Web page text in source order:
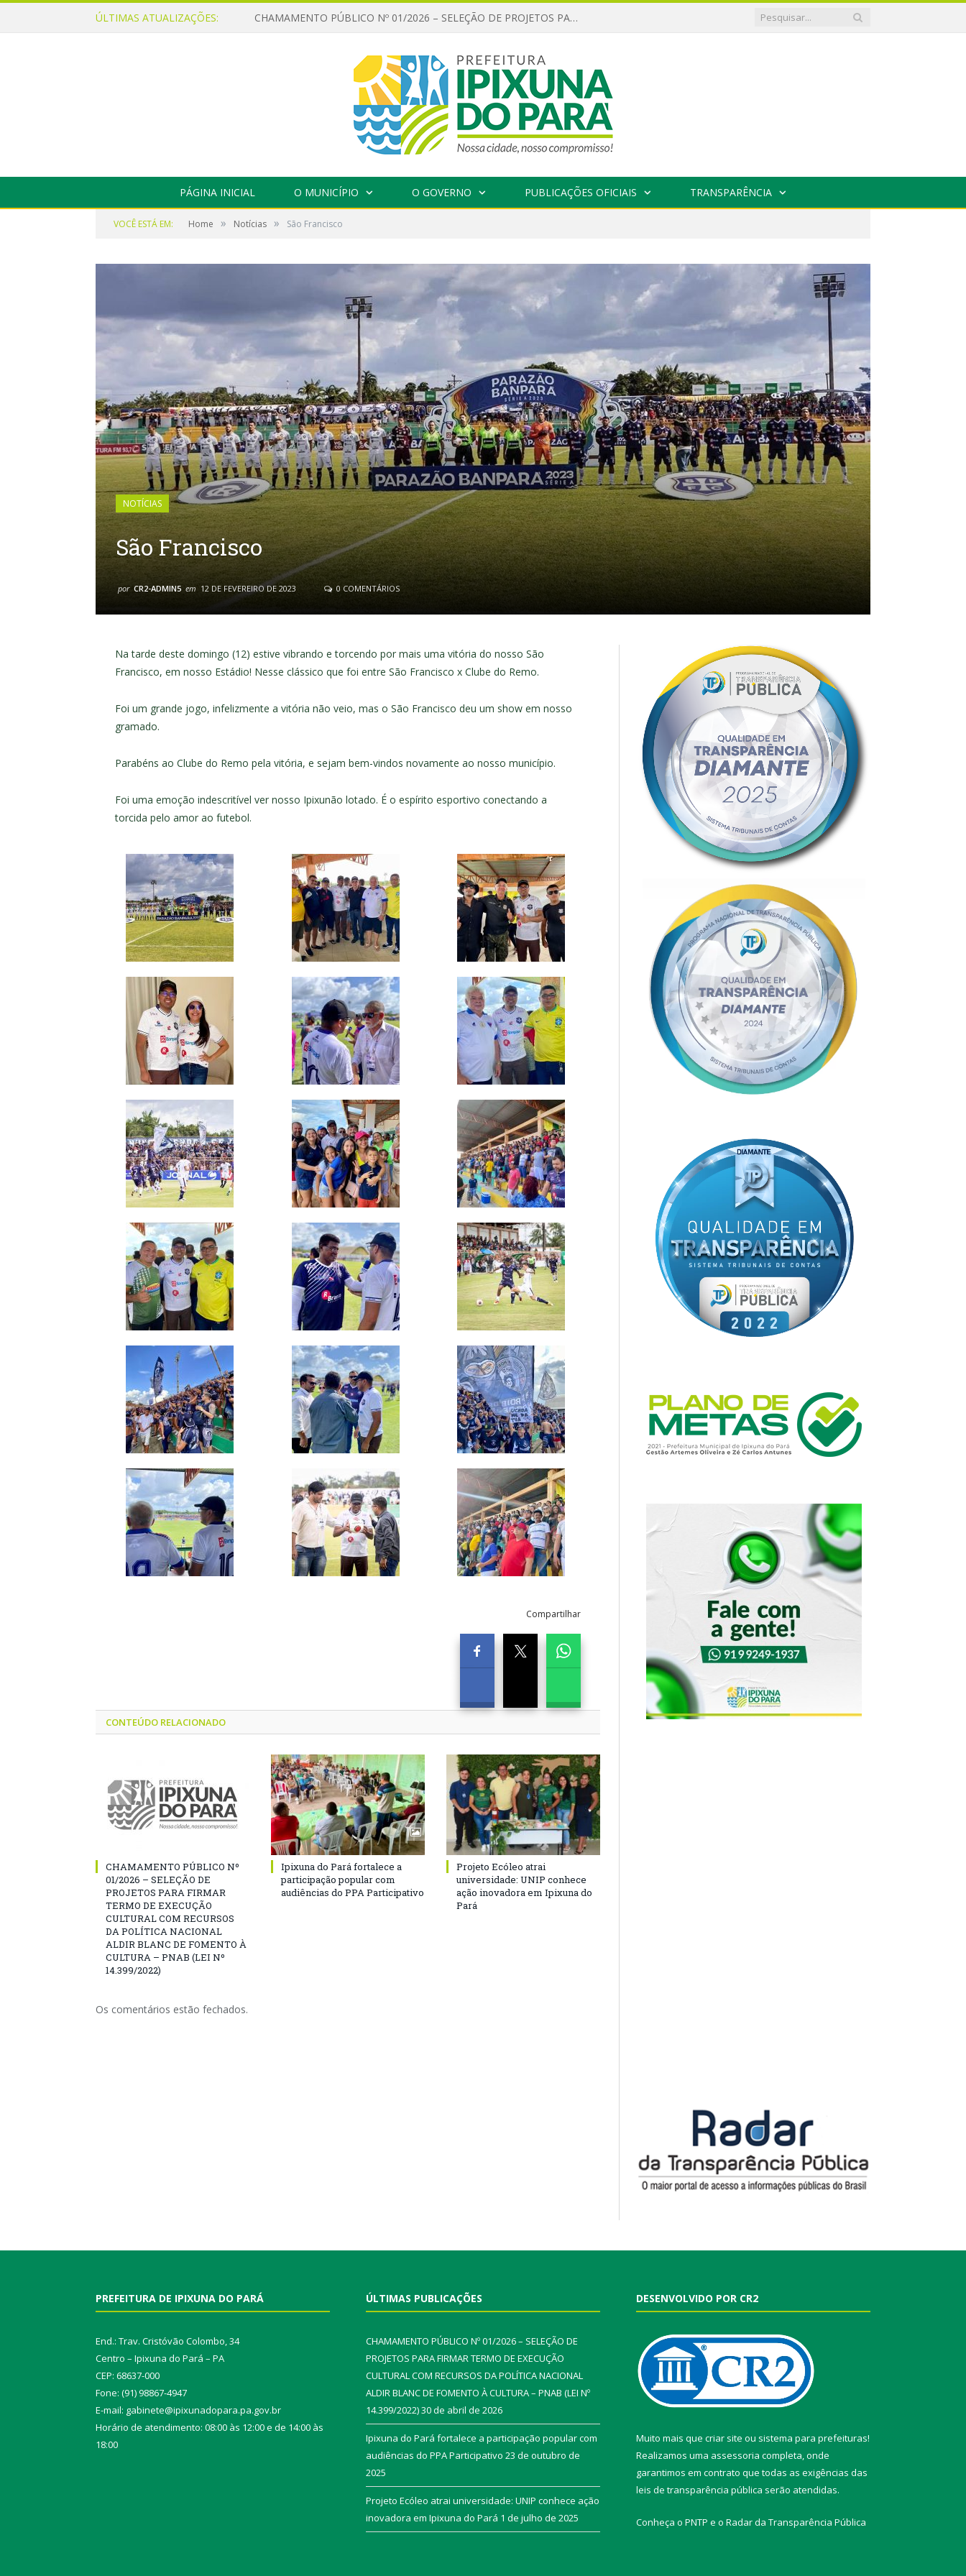
ÚLTIMAS ATUALIZAÇÕES: CHAMAMENTO PÚBLICO Nº 01/2026 – SELEÇÃO DE PROJETOS PARA FIRMAR TERMO DE EXECUÇÃO CULTURAL COM RECURSOS DA POLÍTICA NACIONAL ALDIR BLANC DE FOMENTO À CULTURA – PNAB (LEI Nº 14.399/2022)
PÁGINA INICIAL O MUNICÍPIO O GOVERNO PUBLICAÇÕES OFICIAIS TRANSPARÊNCIA
VOCÊ ESTÁ EM: Home » Notícias » São Francisco
NOTÍCIAS
São Francisco
por CR2-ADMIN5 em 12 DE FEVEREIRO DE 2023 0 COMENTÁRIOS
Na tarde deste domingo (12) estive vibrando e torcendo por mais uma vitória do nosso São
Francisco, em nosso Estádio! Nesse clássico que foi entre São Francisco x Clube do Remo.
Foi um grande jogo, infelizmente a vitória não veio, mas o São Francisco deu um show em nosso
gramado.
Parabéns ao Clube do Remo pela vitória, e sejam bem-vindos novamente ao nosso município.
Foi uma emoção indescritível ver nosso Ipixunão lotado. É o espírito esportivo conectando a
torcida pelo amor ao futebol.
Compartilhar
CONTEÚDO RELACIONADO
CHAMAMENTO PÚBLICO Nº
01/2026 – SELEÇÃO DE
PROJETOS PARA FIRMAR
TERMO DE EXECUÇÃO
CULTURAL COM RECURSOS
DA POLÍTICA NACIONAL
ALDIR BLANC DE FOMENTO À
CULTURA – PNAB (LEI Nº
14.399/2022)
Ipixuna do Pará fortalece a
participação popular com
audiências do PPA Participativo
Projeto Ecóleo atrai
universidade: UNIP conhece
ação inovadora em Ipixuna do
Pará
Os comentários estão fechados.
PREFEITURA DE IPIXUNA DO PARÁ
End.: Trav. Cristóvão Colombo, 34
Centro – Ipixuna do Pará – PA
CEP: 68637-000
Fone: (91) 98867-4947
E-mail: gabinete@ipixunadopara.pa.gov.br
Horário de atendimento: 08:00 às 12:00 e de 14:00 às
18:00
ÚLTIMAS PUBLICAÇÕES
CHAMAMENTO PÚBLICO Nº 01/2026 – SELEÇÃO DE
PROJETOS PARA FIRMAR TERMO DE EXECUÇÃO
CULTURAL COM RECURSOS DA POLÍTICA NACIONAL
ALDIR BLANC DE FOMENTO À CULTURA – PNAB (LEI Nº
14.399/2022)30 de abril de 2026
Ipixuna do Pará fortalece a participação popular com
audiências do PPA Participativo 23 de outubro de
2025
Projeto Ecóleo atrai universidade: UNIP conhece ação
inovadora em Ipixuna do Pará 1 de julho de 2025
DESENVOLVIDO POR CR2
Muito mais que criar site ou sistema para prefeituras!
Realizamos uma assessoria completa, onde
garantimos em contrato que todas as exigências das
leis de transparência pública serão atendidas.
Conheça o PNTP e o Radar da Transparência Pública